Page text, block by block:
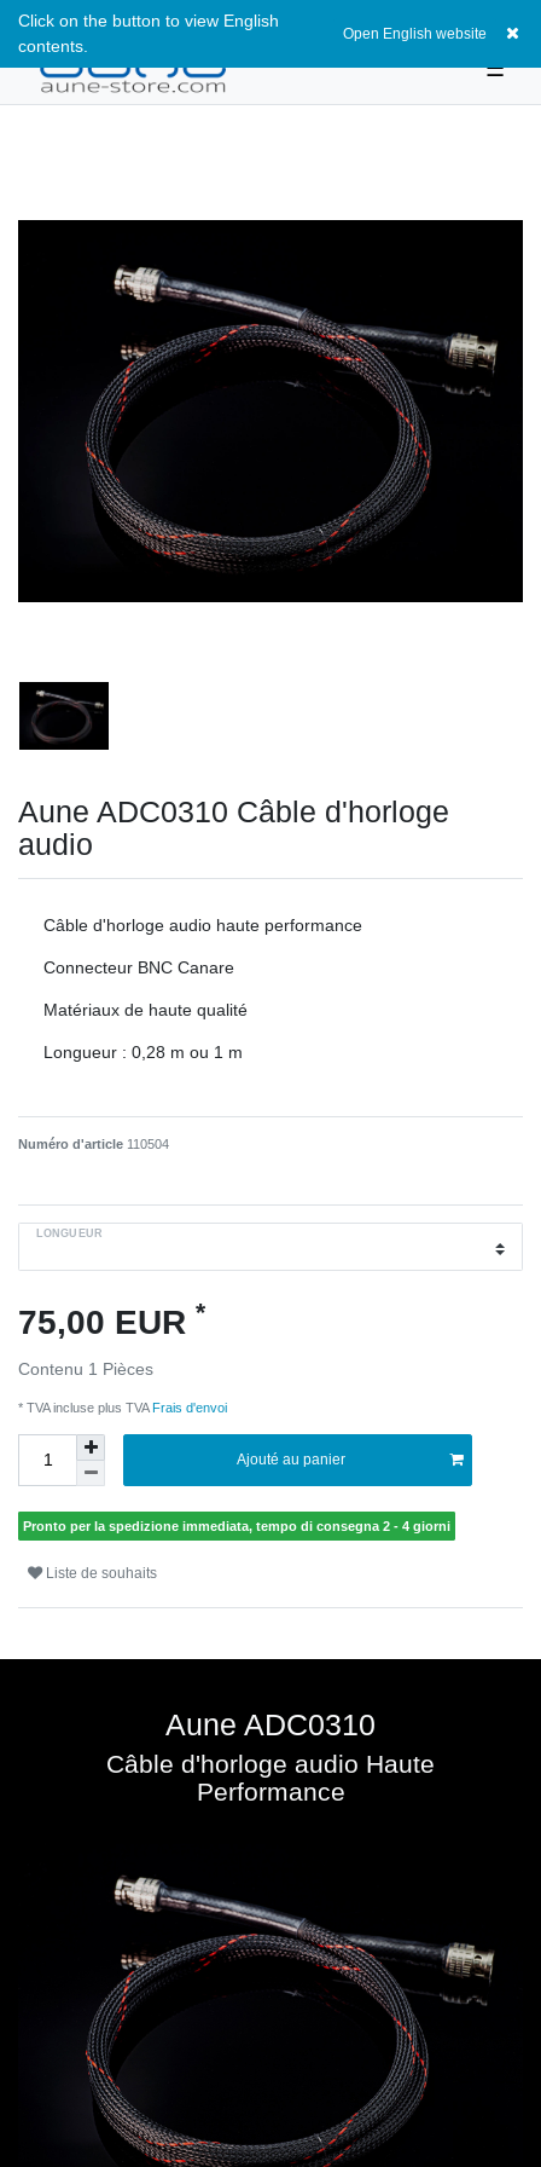
☰
Click on the button to view English
contents.
Open English website
Aune ADC0310 Câble d'horloge
audio
Câble d'horloge audio haute performance
Connecteur BNC Canare
Matériaux de haute qualité
Longueur : 0,28 m ou 1 m
Numéro d'article 110504
LONGUEUR
75,00 EUR *
Contenu 1 Pièces
* TVA incluse plus TVAFrais d'envoi
Ajouté au panier
Pronto per la spedizione immediata, tempo di consegna 2 - 4 giorni
Liste de souhaits
Aune ADC0310
Câble d'horloge audio Haute
Performance